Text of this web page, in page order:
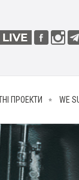
ПРОЕКТИ WE